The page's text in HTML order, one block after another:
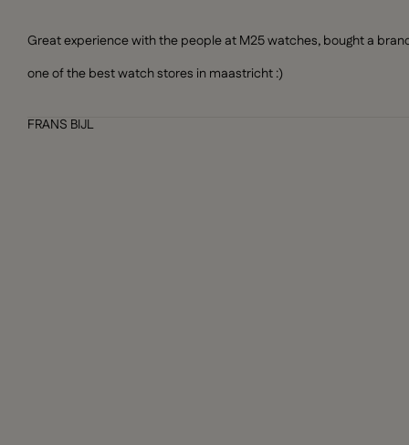
Great experience with the people at M25 watches, bought a
one of the best watch stores in maastricht :)
FRANS BIJL